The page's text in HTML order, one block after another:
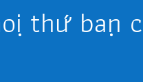
thứ bạn